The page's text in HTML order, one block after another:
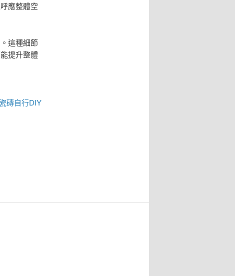
應整體空
這種細節
提升整體
磚自行DIY